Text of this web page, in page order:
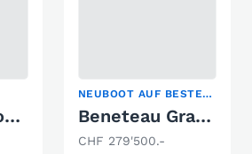
Beneteau Montecarlo 37
NEUBOOT AUF BESTELLUNG
Beneteau Gran Turismo 35
CHF 279'500.-